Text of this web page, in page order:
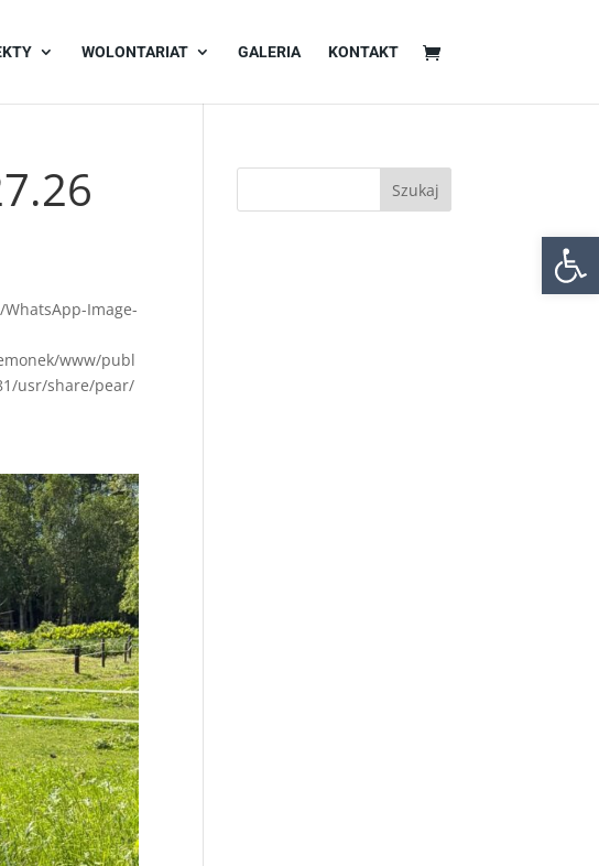
WOLONTARIAT GALERIA KONTAKT
Image-
www/publ
usr/share/pear/